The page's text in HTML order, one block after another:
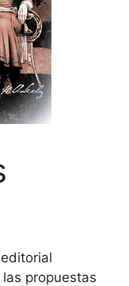
propuestas